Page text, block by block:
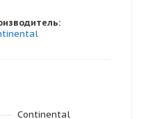
Continental